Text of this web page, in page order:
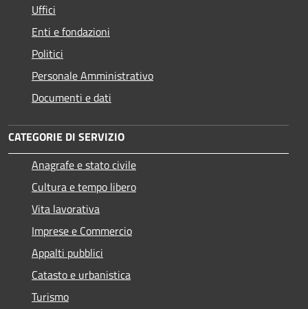
Uffici
Enti e fondazioni
Politici
Personale Amministrativo
Documenti e dati
CATEGORIE DI SERVIZIO
Anagrafe e stato civile
Cultura e tempo libero
Vita lavorativa
Imprese e Commercio
Appalti pubblici
Catasto e urbanistica
Turismo